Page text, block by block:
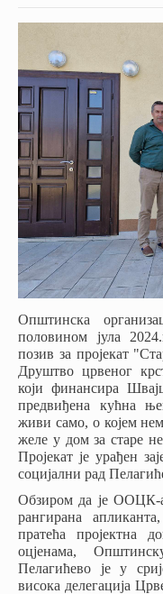
Општинска
половином јула
позив за пројекат
Друштво црвеног
који финансира
предвиђена кућна
живи само, о којем
желе у дом за старе
Пројекат је урађен
социјални рад
Обзиром да је ООЦК-
рангирана
пратећа пројектна
оцјенама,
Пелагићево је у
висока делегација